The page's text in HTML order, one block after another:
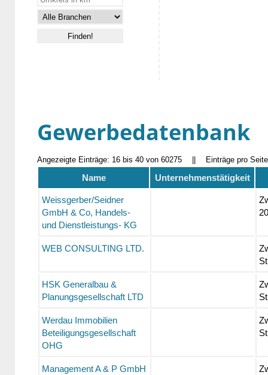
Gewerbedatenbank
Angezeigte Einträge: 16 bis 40 von 60275 Einträge pro
Name Unternehmenstätigkeit
Weissgerber/Seidner
GmbH & Co, Handels-
und Dienstleistungs- KG
20
WEB CONSULTING LTD.
HSK Generalbau &
Planungsgesellschaft LTD
Werdau Immobilien
Beteiligungsgesellschaft
OHG
Management A & P GmbH